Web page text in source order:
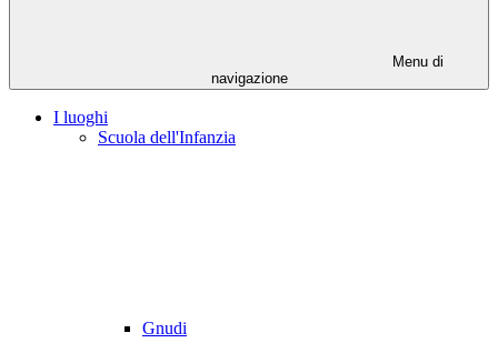
Menu di
navigazione
I luoghi
Scuola dell'Infanzia
Gnudi